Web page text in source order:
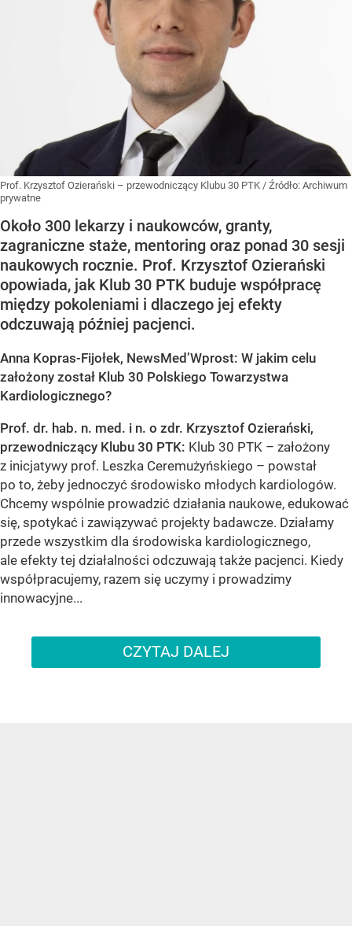
Prof. Krzysztof Ozierański – przewodniczący Klubu 30 PTK / Źródło: Archiwum
prywatne
Około 300 lekarzy i naukowców, granty,
zagraniczne staże, mentoring oraz ponad 30 sesji
naukowych rocznie. Prof. Krzysztof Ozierański
opowiada, jak Klub 30 PTK buduje współpracę
między pokoleniami i dlaczego jej efekty
odczuwają później pacjenci.
Anna Kopras-Fijołek, NewsMed’Wprost: W jakim celu
założony został Klub 30 Polskiego Towarzystwa
Kardiologicznego?
Prof. dr. hab. n. med. i n. o zdr. Krzysztof Ozierański,
przewodniczący Klubu 30 PTK: Klub 30 PTK – założony
z inicjatywy prof. Leszka Ceremużyńskiego – powstał
po to, żeby jednoczyć środowisko młodych kardiologów.
Chcemy wspólnie prowadzić działania naukowe, edukować
się, spotykać i zawiązywać projekty badawcze. Działamy
przede wszystkim dla środowiska kardiologicznego,
ale efekty tej działalności odczuwają także pacjenci. Kiedy
współpracujemy, razem się uczymy i prowadzimy
innowacyjne...
CZYTAJ DALEJ